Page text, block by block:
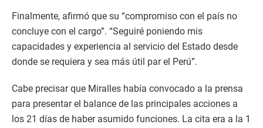
Finalmente, afirmó que su “compromiso con el país no
concluye con el cargo”. “Seguiré poniendo mis
capacidades y experiencia al servicio del Estado desde
donde se requiera y sea más útil par el Perú”.
Cabe precisar que Miralles había convocado a la prensa
para presentar el balance de las principales acciones a
los 21 días de haber asumido funciones. La cita era a la 1